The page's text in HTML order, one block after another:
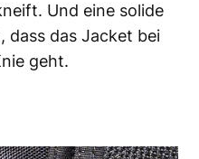
Und eine solide
dass das Jacket bei
geht.